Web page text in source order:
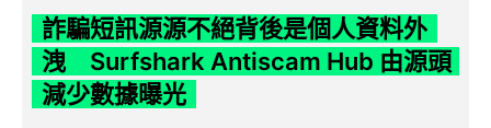
詐騙短訊源源不絕背後是個人資料外
洩 Surfshark Antiscam Hub 由源頭
減少數據曝光